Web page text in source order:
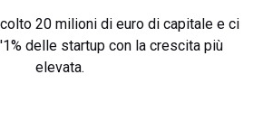
20 milioni di euro di capitale e ci
delle startup con la crescita più
elevata.